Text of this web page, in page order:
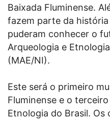
Baixada Fluminense.
fazem parte da
puderam conhecer o
Arqueologia e
(MAE/NI).
Este será o primeiro
Fluminense e o
Etnologia do Brasil. Os